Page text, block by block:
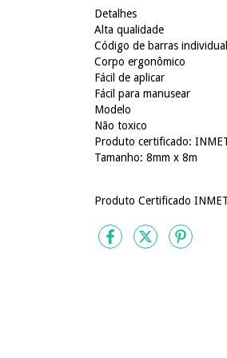
Detalhes
Alta qualidade
Código de barras individual
Corpo ergonômico
Fácil de aplicar
Fácil para manusear
Modelo
Não toxico
Produto certificado:
Tamanho: 8mm x 8m
Produto Certificado